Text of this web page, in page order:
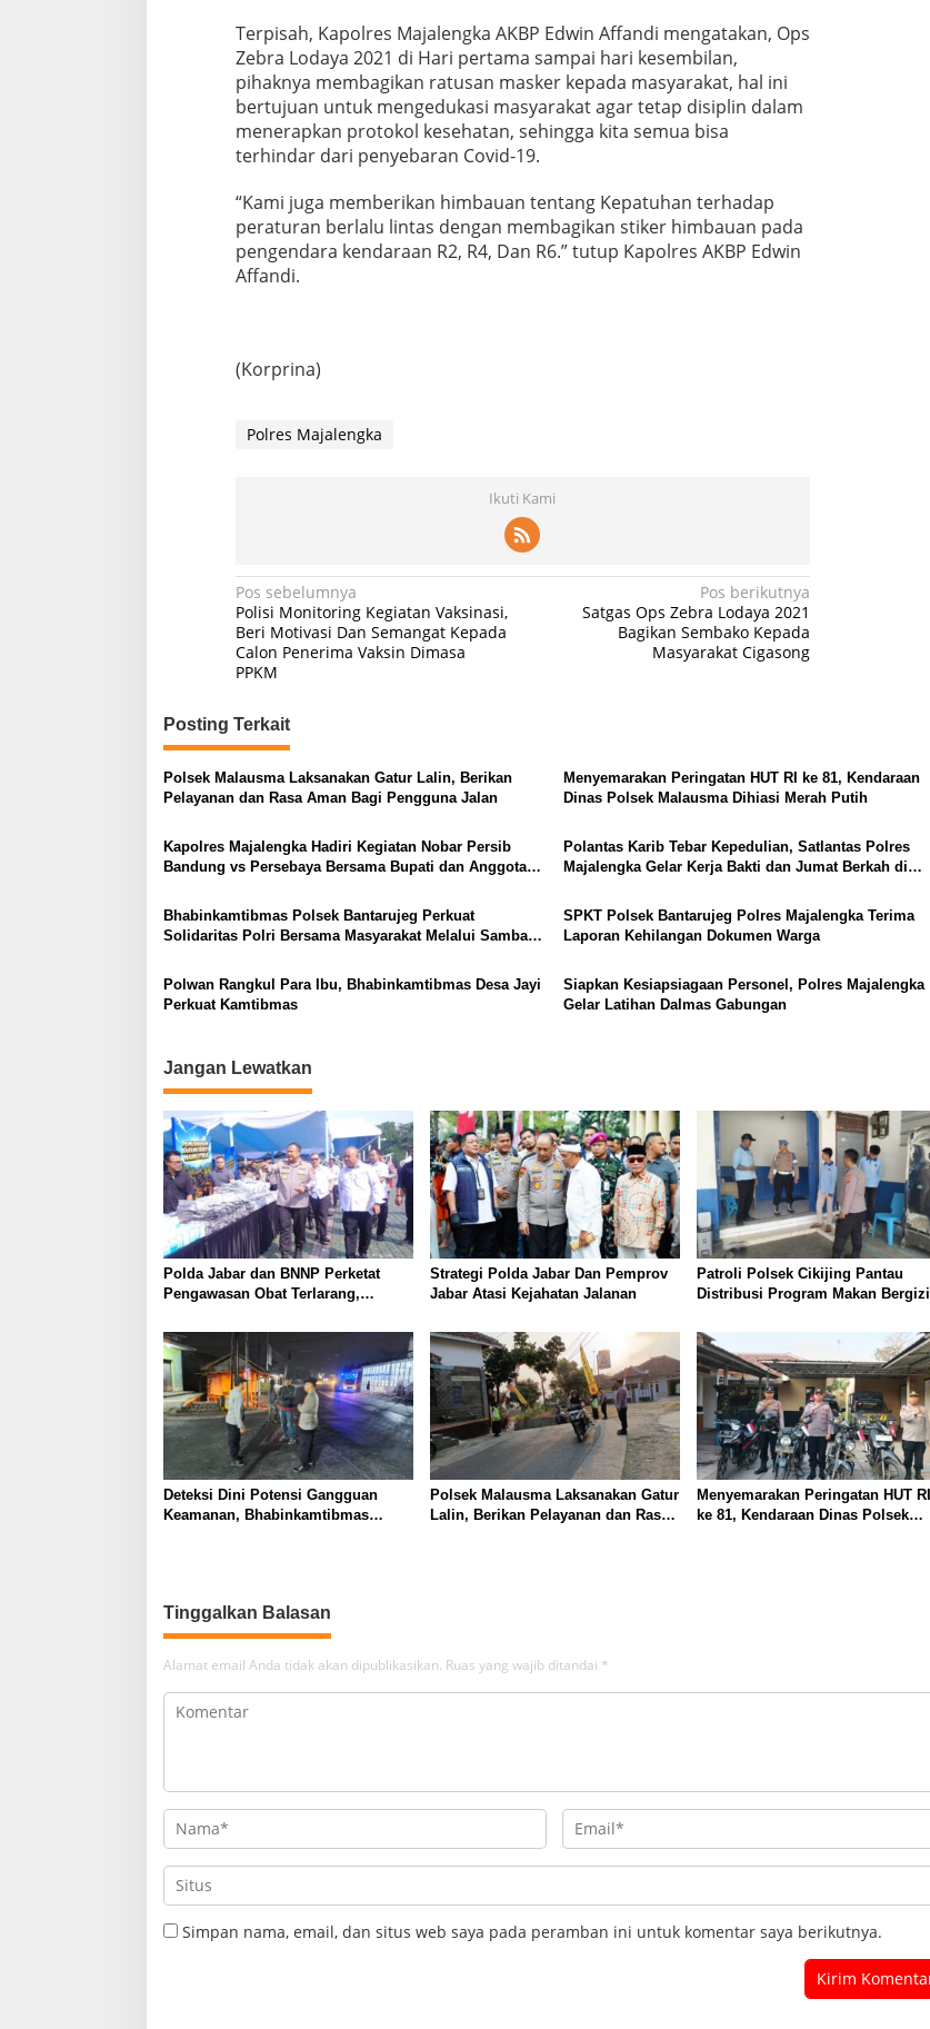
Terpisah, Kapolres Majalengka AKBP Edwin Affandi mengatakan, Ops
Zebra Lodaya 2021 di Hari pertama sampai hari kesembilan,
pihaknya membagikan ratusan masker kepada masyarakat, hal ini
bertujuan untuk mengedukasi masyarakat agar tetap disiplin dalam
menerapkan protokol kesehatan, sehingga kita semua bisa
terhindar dari penyebaran Covid-19.
“Kami juga memberikan himbauan tentang Kepatuhan terhadap
peraturan berlalu lintas dengan membagikan stiker himbauan pada
pengendara kendaraan R2, R4, Dan R6.” tutup Kapolres AKBP Edwin
Affandi.
(Korprina)
Polres Majalengka
Ikuti Kami
Navigasi
pos
Pos sebelumnya
Polisi Monitoring Kegiatan Vaksinasi,
Beri Motivasi Dan Semangat Kepada
Calon Penerima Vaksin Dimasa
PPKM
Pos berikutnya
Satgas Ops Zebra Lodaya 2021
Bagikan Sembako Kepada
Masyarakat Cigasong
Posting Terkait
Polsek Malausma Laksanakan Gatur Lalin, Berikan
Pelayanan dan Rasa Aman Bagi Pengguna Jalan
Menyemarakan Peringatan HUT RI ke 81, Kendaraan
Dinas Polsek Malausma Dihiasi Merah Putih
Kapolres Majalengka Hadiri Kegiatan Nobar Persib
Bandung vs Persebaya Bersama Bupati dan Anggota
Polantas Karib Tebar Kepedulian, Satlantas Polres
Majalengka Gelar Kerja Bakti dan Jumat Berkah di
Bhabinkamtibmas Polsek Bantarujeg Perkuat
Solidaritas Polri Bersama Masyarakat Melalui Sambang
SPKT Polsek Bantarujeg Polres Majalengka Terima
Laporan Kehilangan Dokumen Warga
Polwan Rangkul Para Ibu, Bhabinkamtibmas Desa Jayi
Perkuat Kamtibmas
Siapkan Kesiapsiagaan Personel, Polres Majalengka
Gelar Latihan Dalmas Gabungan
Jangan Lewatkan
Polda Jabar dan BNNP Perketat
Pengawasan Obat Terlarang,
Provinsi
Strategi Polda Jabar Dan Pemprov
Jabar Atasi Kejahatan Jalanan
Patroli Polsek Cikijing Pantau
Distribusi Program Makan Bergizi
Deteksi Dini Potensi Gangguan
Keamanan, Bhabinkamtibmas
Polsek Malausma Laksanakan Gatur
Lalin, Berikan Pelayanan dan Rasa
Menyemarakan Peringatan HUT RI
ke 81, Kendaraan Dinas Polsek
Tinggalkan Balasan
Alamat email Anda tidak akan dipublikasikan. Ruas yang wajib ditandai *
Simpan nama, email, dan situs web saya pada peramban ini untuk komentar saya berikutnya.